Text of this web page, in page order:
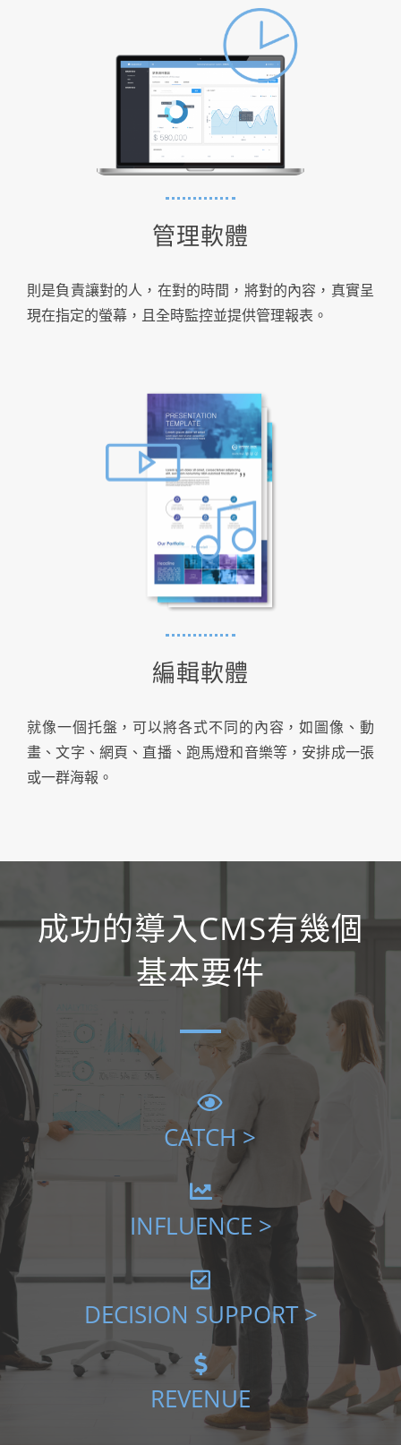
編輯軟體
就像一個托盤，可以將各式不同的內容，如圖像、動
畫、文字、網頁、直播、跑馬燈和音樂等，安排成一張
或一群海報。
管理軟體
則是負責讓對的人，在對的時間，將對的內容，真實呈
現在指定的螢幕，且全時監控並提供管理報表。
成功的導入CMS有幾個
基本要件
CATCH >
INFLUENCE >
DECISION SUPPORT >
REVENUE